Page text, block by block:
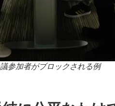
参加者がブロックされる例